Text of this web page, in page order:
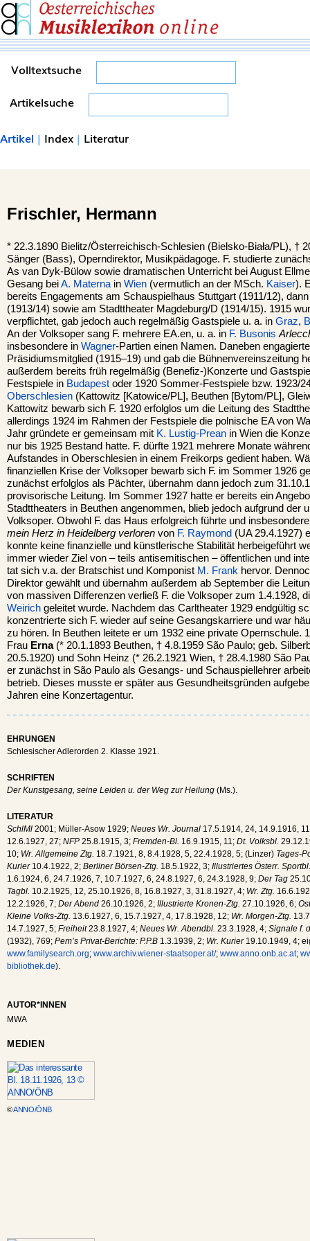
Volltextsuche
Artikelsuche
Artikel | Index | Literatur
Frischler, Hermann
* 22.3.1890 Bielitz/Österreichisch-Schlesien (Bielsko-Biała/PL), †
Sänger (Bass), Operndirektor, Musikpädagoge. F. studierte
As van Dyk-Bülow sowie dramatischen Unterricht bei August
Gesang beiA. Materna in Wien (vermutlich an der MSch. Kaiser).
bereits Engagements am Schauspielhaus Stuttgart (1911/12),
(1913/14) sowie am Stadttheater Magdeburg/D (1914/15). 1915
verpflichtet, gab jedoch auch regelmäßig Gastspiele u. a. in Graz,
An der Volksoper sang F. mehrere EA.en, u. a. in F. Busonis
insbesondere in Wagner-Partien einen Namen. Daneben
Präsidiumsmitglied (1915–19) und gab die Bühnenvereinszeitung
außerdem bereits früh regelmäßig (Benefiz-)Konzerte und
Festspiele in Budapest oder 1920 Sommer-Festspiele bzw. 1923/
Oberschlesien (Kattowitz [Katowice/PL], Beuthen [Bytom/PL],
Kattowitz bewarb sich F. 1920 erfolglos um die Leitung des
allerdings 1924 im Rahmen der Festspiele die polnische EA von
Jahr gründete er gemeinsam mit K. Lustig-Prean in Wien die
nur bis 1925 Bestand hatte. F. dürfte 1921 mehrere Monate
Aufstandes in Oberschlesien in einem Freikorps gedient haben.
finanziellen Krise der Volksoper bewarb sich F. im Sommer 1926
zunächst erfolglos als Pächter, übernahm dann jedoch zum
provisorische Leitung. Im Sommer 1927 hatte er bereits ein
Stadttheaters in Beuthen angenommen, blieb jedoch aufgrund der
Volksoper. Obwohl F. das Haus erfolgreich führte und
mein Herz in Heidelberg verloren von F. Raymond (UA 29.4.1927)
konnte keine finanzielle und künstlerische Stabilität herbeigeführt
immer wieder Ziel von – teils antisemitischen – öffentlichen und
tat sich v.a. der Bratschist und Komponist M. Frank hervor.
Direktor gewählt und übernahm außerdem ab September die
von massiven Differenzen verließ F. die Volksoper zum 1.4.1928,
Weirich geleitet wurde. Nachdem das Carltheater 1929 endgültig
konzentrierte sich F. wieder auf seine Gesangskarriere und war
zu hören. In Beuthen leitete er um 1932 eine private Opernschule.
Frau Erna(* 20.1.1893 Beuthen, † 4.8.1959 São Paulo; geb.
20.5.1920) und Sohn Heinz (* 26.2.1921 Wien, † 28.4.1980 São
er zunächst in São Paulo als Gesangs- und Schauspiellehrer
betrieb. Dieses musste er später aus Gesundheitsgründen
Jahren eine Konzertagentur.
EHRUNGEN
Schlesischer Adlerorden 2. Klasse 1921.
SCHRIFTEN
Der Kunstgesang, seine Leiden u. der Weg zur Heilung (Ms.).
LITERATUR
SchlMl 2001; Müller-Asow 1929; Neues Wr. Journal 17.5.1914, 24, 14.9.1916,
12.6.1927, 27; NFP 25.8.1915, 3; Fremden-Bl. 16.9.1915, 11; Dt. Volksbl.
10; Wr. Allgemeine Ztg. 18.7.1921, 8, 8.4.1928, 5, 22.4.1928, 5; (Linzer) Tages-
Kurier10.4.1922, 2; Berliner Börsen-Ztg. 18.5.1922, 3; Illustriertes Österr. Sportbl.
1.6.1924, 6, 24.7.1926, 7, 10.7.1927, 6, 24.8.1927, 6, 24.3.1928, 9; Der Tag
Tagbl. 10.2.1925, 12, 25.10.1926, 8, 16.8.1927, 3, 31.8.1927, 4; Wr. Ztg.
12.2.1926, 7; Der Abend 26.10.1926, 2; Illustrierte Kronen-Ztg. 27.10.1926, 6;
Kleine Volks-Ztg. 13.6.1927, 6, 15.7.1927, 4, 17.8.1928, 12; Wr. Morgen-Ztg.
14.7.1927, 5; Freiheit23.8.1927, 4; Neues Wr. Abendbl. 23.3.1928, 4; Signale f.
(1932), 769; Pem’s Privat-Berichte: P.P.B 1.3.1939, 2; Wr. Kurier19.10.1949, 4;
www.familysearch.org; www.archiv.wiener-staatsoper.at/; www.anno.onb.ac.at;
bibliothek.de).
AUTOR*INNEN
MWA
MEDIEN
©ANNO/ÖNB